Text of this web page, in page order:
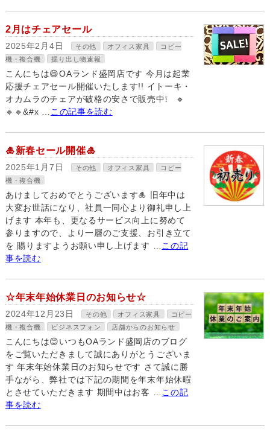
2月はチェアセール
2025年2月4日 その他 オフィス家具
コピー
機・複合機
掘り出し物速報
こんにちは😄OAランド盛岡店です 今月は起業
応援チェアセール開催いたします!! イトーキ・
オカムラのチェアが破格の安さで販売中❕ 🔹
🔹🔹&#x …
この記事を読む
🎍新春セール開催🎍
2025年1月7日 その他 オフィス家具
コピー
機・複合機
あけましておめでとうございます🎍 旧年中は
大変お世話になり、社員一同心より御礼申し上
げます 本年も、更なるサービス向上に努めて
参りますので、より一層のご支援、お引き立て
を 賜りますようお願い申し上げます …
この記
事を読む
☆年末年始休業日のお知らせ☆
2024年12月23日 その他 オフィス家具
コピー
機・複合機
ビジネスフォン 店舗からのお知らせ
こんにちは😊いつもOAランド盛岡店のブログ
をご覧いただきまして誠にありがとうございま
す 年末年始休業日のお知らせです さて誠に勝
手ながら、弊社では下記の期間を年末年始休暇
とさせていただきます 期間中はお客 …
この記
事を読む